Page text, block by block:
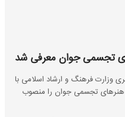
تجسمی جوان معرفی شد
وزارت فرهنگ و ارشاد اسلامی با
تجسمی جوان را منصوب